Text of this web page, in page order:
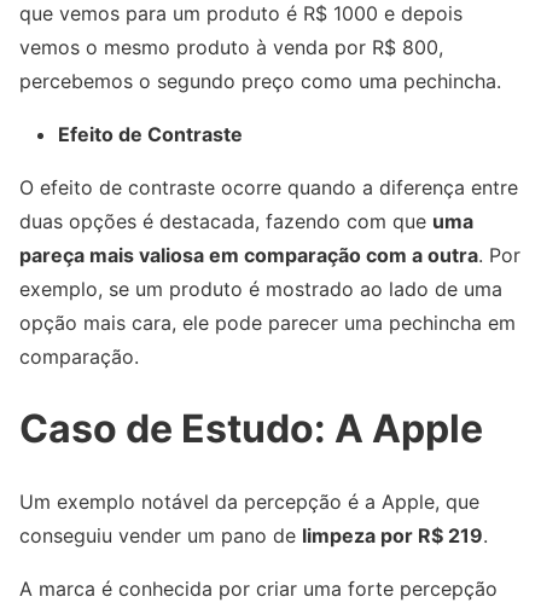
que vemos para um produto é R$ 1000 e depois
vemos o mesmo produto à venda por R$ 800,
percebemos o segundo preço como uma pechincha.
Efeito de Contraste
O efeito de contraste ocorre quando a diferença entre
duas opções é destacada, fazendo com que uma
pareça mais valiosa em comparação com a outra. Por
exemplo, se um produto é mostrado ao lado de uma
opção mais cara, ele pode parecer uma pechincha em
comparação.
Caso de Estudo: A Apple
Um exemplo notável da percepção é a Apple, que
conseguiu vender um pano de limpeza por R$ 219.
A marca é conhecida por criar uma forte percepção